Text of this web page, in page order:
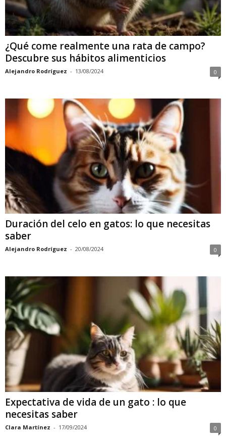
¿Qué come realmente una rata de campo?
Descubre sus hábitos alimenticios
Alejandro Rodríguez - 13/08/2024 0
Duración del celo en gatos: lo que necesitas
saber
Alejandro Rodríguez - 20/08/2024 0
Expectativa de vida de un gato : lo que
necesitas saber
Clara Martínez - 17/09/2024 0